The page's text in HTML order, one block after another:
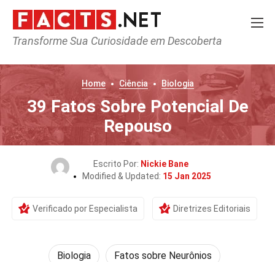
Transforme Sua Curiosidade em Descoberta
Home Ciência Biologia
39 Fatos Sobre Potencial De
Repouso
Escrito Por: Nickie Bane
Modified & Updated: 15 Jan 2025
Verificado por Especialista Diretrizes Editoriais
Biologia Fatos sobre Neurônios